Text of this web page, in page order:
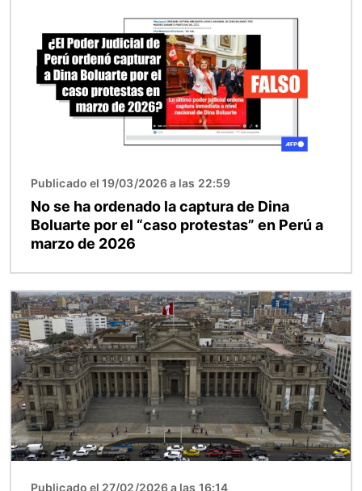
Publicado el 19/03/2026 a las 22:59
No se ha ordenado la captura de Dina
Boluarte por el “caso protestas” en Perú a
marzo de 2026
Imagen
Publicado el 27/02/2026 a las 16:14